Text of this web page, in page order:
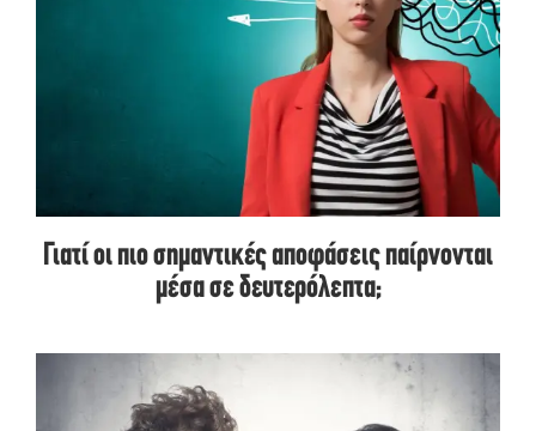
Γιατί οι πιο σημαντικές αποφάσεις παίρνονται
μέσα σε δευτερόλεπτα;